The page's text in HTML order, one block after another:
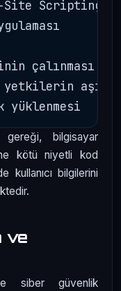
Scripting)
çalınması
bilgisayar
kötü niyetli kod
bilgilerini
ve
siber güvenlik